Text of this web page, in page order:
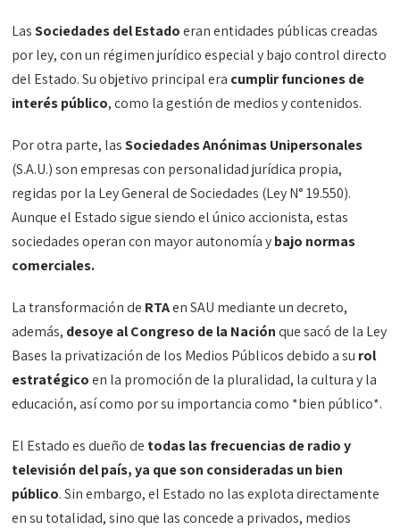
LasSociedades del Estadoeran entidades públicas creadas
por ley, con un régimen jurídico especial y bajo control directo
del Estado. Su objetivo principal era cumplir funciones de
interés público, como la gestión de medios y contenidos.
Por otra parte, lasSociedades Anónimas Unipersonales
(S.A.U.) son empresas con personalidad jurídica propia,
regidas por la Ley General de Sociedades (Ley N° 19.550).
Aunque el Estado sigue siendo el único accionista, estas
sociedades operan con mayor autonomía ybajo normas
comerciales.
La transformación de RTAen SAU mediante un decreto,
además, desoye al Congreso de la Naciónque sacó de la Ley
Bases la privatización de los Medios Públicos debido a su rol
estratégicoen la promoción de la pluralidad, la cultura y la
educación, así como por su importancia como *bien público*.
El Estado es dueño de todas las frecuencias de radio y
televisión del país, ya que son consideradas un bien
público. Sin embargo, el Estado no las explota directamente
en su totalidad, sino que las concede a privados, medios